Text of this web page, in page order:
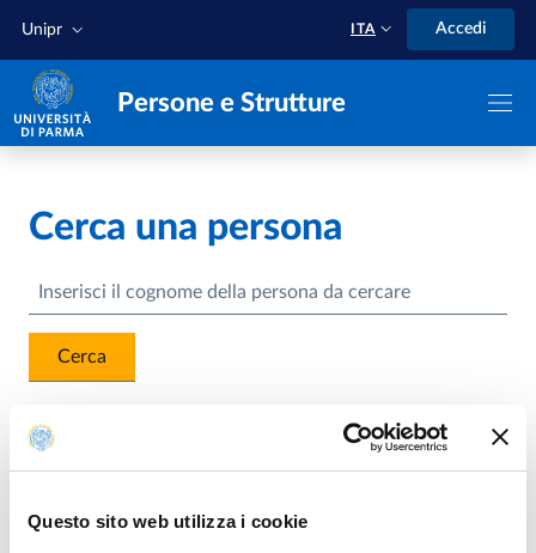
Questo sito web utilizza i cookie
Unipr ITA Accedi
Persone e Strutture
Cerca una persona
Cerca
Ricerca avanzata persone